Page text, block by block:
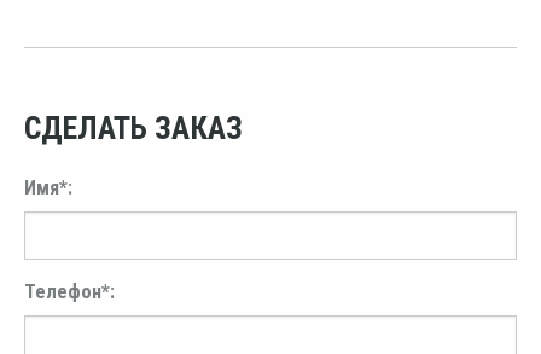
СДЕЛАТЬ ЗАКАЗ
Имя*:
Телефон*: